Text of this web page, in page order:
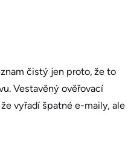
čistý jen proto, že to
Vestavěný ověřovací
vyřadí špatné e-maily, ale